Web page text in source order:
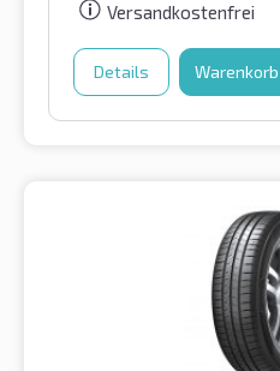
Versandkostenfrei
Details Warenkorb